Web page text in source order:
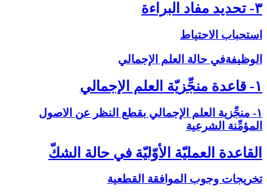
۳- تحديد مفاد البراءة
استحباب الاحتياط
الوظيفةفي حالة العلم الإجمالي‏
۱- قاعدة منجِّزيّة العلم الإجمالي‏
۱- منجِّزية العلم الإجمالي بقطع النظر عن الاصول
المؤمِّنة الشرعية
القاعدة العمليّة الأوّليّة في حالة الشكّ‏
تخريجات وجوب الموافقة القطعية